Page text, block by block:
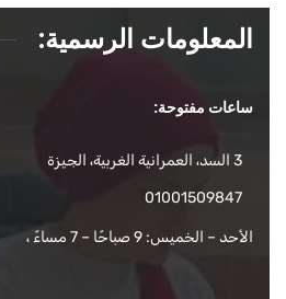
المعلومات الرسمية:
ساعات مفتوحة:
3 السد، العمرانية الغربية، الجيزة
01001509847
الأحد – الخميس: 9 صباحًا – 7 مساءً ،